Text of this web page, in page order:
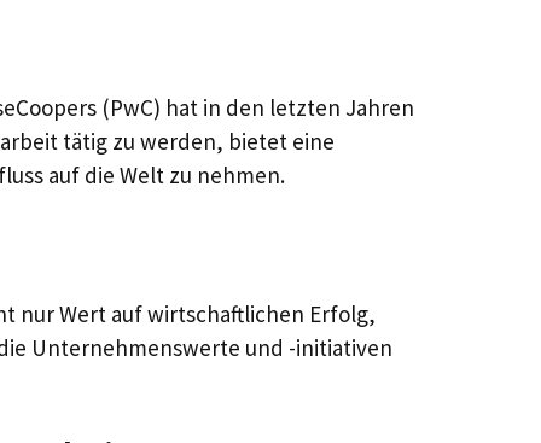
(PwC) hat in den letzten Jahren
tätig zu werden, bietet eine
auf die Welt zu nehmen.
nur Wert auf wirtschaftlichen Erfolg,
Unternehmenswerte und -initiativen